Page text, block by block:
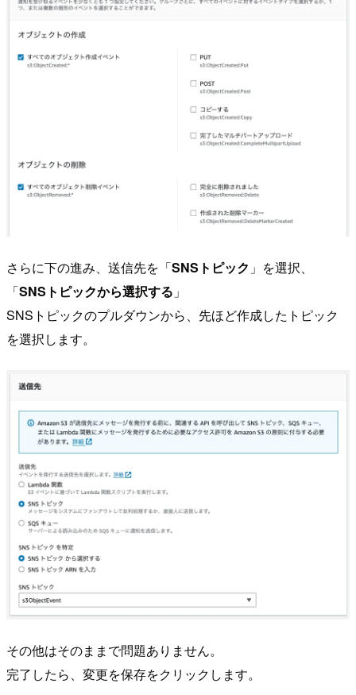
さらに下の進み、送信先を「SNSトピック 」を選択、
「SNSトピックから選択する 」
SNSトピックのプルダウンから、先ほど作成したトピック
を選択します。
その他はそのままで問題ありません。
完了したら、変更を保存をクリックします。